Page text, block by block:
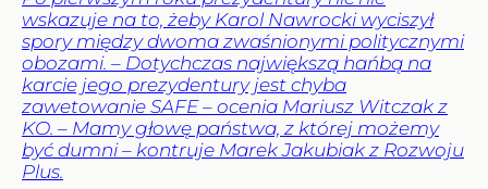
wskazuje na to, żeby Karol Nawrocki wyciszył
spory między dwoma zwaśnionymi politycznymi
obozami. – Dotychczas największą hańbą na
karcie jego prezydentury jest chyba
zawetowanie SAFE – ocenia Mariusz Witczak z
KO. – Mamy głowę państwa, z której możemy
być dumni – kontruje Marek Jakubiak z Rozwoju
Plus.